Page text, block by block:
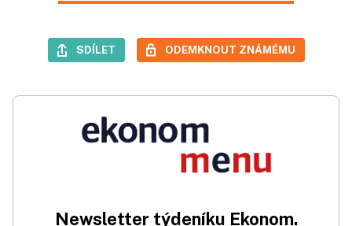
SDÍLET ODEMKNOUT ZNÁMÉMU
Newsletter týdeníku Ekonom.